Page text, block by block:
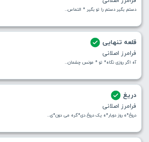
دستم بگیر دستم را تو بگیر * التماس...
قلعه تنهایی
فرامرز اصلانی
آه اگر روزی نگاه* تو * مونس چشمان...
دریغ
فرامرز اصلانی
دروغ*ه روز دوبار*ه یک دروغ دی*گره می دون*ی...